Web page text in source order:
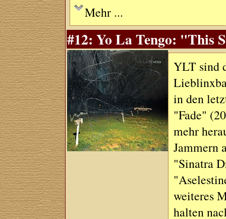
Mehr ...
#12: Yo La Tengo: "This
YLT sind
in den
"Fade"
mehr
Jammern
"Sinatra
weiteres
halten